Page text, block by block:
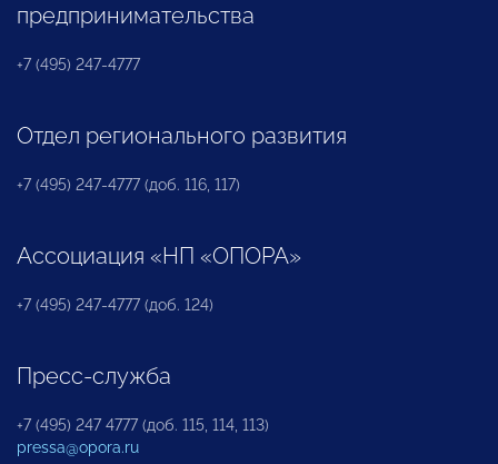
предпринимательства
+7 (495) 247-4777
Отдел регионального развития
+7 (495) 247-4777 (доб. 116, 117)
Ассоциация «НП «ОПОРА»
+7 (495) 247-4777 (доб. 124)
Пресс-служба
+7 (495) 247 4777 (доб. 115, 114, 113)
pressa@opora.ru